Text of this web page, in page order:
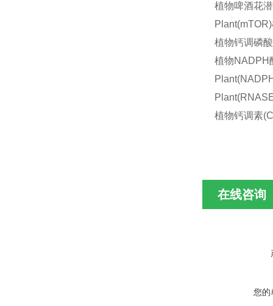
植物啤酒花
植物钙调磷
植物NADPH
植物钙调素
在线咨询
您的